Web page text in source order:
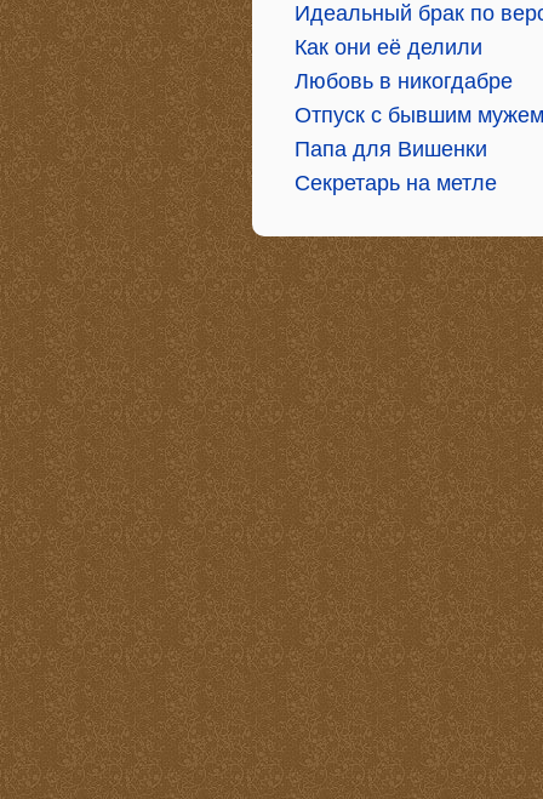
Идеальный брак по
Как они её делили
Любовь в никогдабре
Отпуск с бывшим мужем
Папа для Вишенки
Секретарь на метле